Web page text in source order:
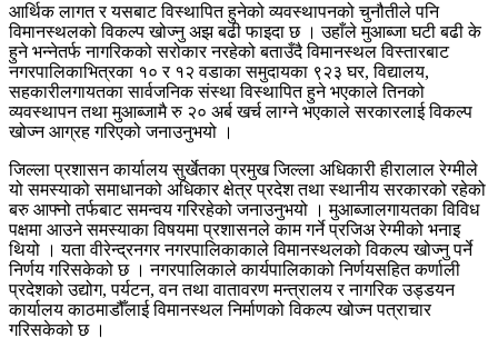
आर्थिक लागत र यसबाट विस्थापित हुनेको व्यवस्थापनको चुनौतीले पनि
विमानस्थलको विकल्प खोज्नु अझ बढी फाइदा छ । उहाँले मुआब्जा घटी बढी के
हुने भन्नेतर्फ नागरिकको सरोकार नरहेको बताउँदै विमानस्थल विस्तारबाट
नगरपालिकाभित्रका १० र १२ वडाका समुदायका ९२३ घर, विद्यालय,
सहकारीलगायतका सार्वजनिक संस्था विस्थापित हुने भएकाले तिनको
व्यवस्थापन तथा मुआब्जामै रु २० अर्ब खर्च लाग्ने भएकाले सरकारलाई विकल्प
खोज्न आग्रह गरिएको जनाउनुभयो ।
जिल्ला प्रशासन कार्यालय सुर्खेतका प्रमुख जिल्ला अधिकारी हीरालाल रेग्मीले
यो समस्याको समाधानको अधिकार क्षेत्र प्रदेश तथा स्थानीय सरकारको रहेको
बरु आफ्नो तर्फबाट समन्वय गरिरहेको जनाउनुभयो । मुआब्जालगायतका विविध
पक्षमा आउने समस्याका विषयमा प्रशासनले काम गर्ने प्रजिअ रेग्मीको भनाइ
थियो । यता वीरेन्द्रनगर नगरपालिकाकाले विमानस्थलको विकल्प खोज्नु पर्ने
निर्णय गरिसकेको छ । नगरपालिकाले कार्यपालिकाको निर्णयसहित कर्णाली
प्रदेशको उद्योग, पर्यटन, वन तथा वातावरण मन्त्रालय र नागरिक उड्डयन
कार्यालय काठमाडौँलाई विमानस्थल निर्माणको विकल्प खोज्न पत्राचार
गरिसकेको छ ।